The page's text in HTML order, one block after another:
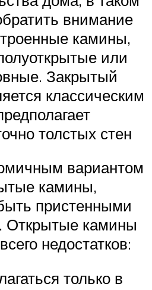
внимание
камины,
или
Закрытый
классическим
толстых стен
вариантом
камины,
пристенными
Открытые камины
недостатков:
только в